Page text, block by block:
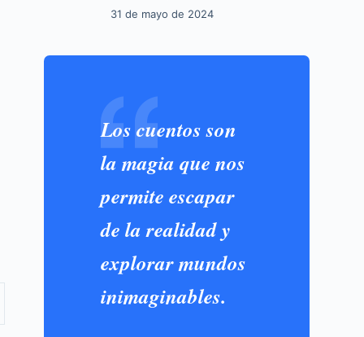
31 de mayo de 2024
Los cuentos son
la magia que nos
permite escapar
de la realidad y
explorar mundos
inimaginables.